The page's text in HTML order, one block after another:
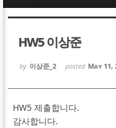
HW5 이상준
by 이상준_2 posted May 11,
HW5 제출합니다.
감사합니다.